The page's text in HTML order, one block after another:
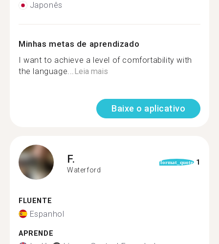
Japonês
Minhas metas de aprendizado
I want to achieve a level of comfortability with
the language...Leia mais
Baixe o aplicativo
F.
Waterford
format_quote 1
FLUENTE
Espanhol
APRENDE